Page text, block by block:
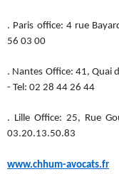
. Paris office: 4 rue
56 03 00
. Nantes Office: 41, Quai
- Tel: 02 28 44 26 44
. Lille Office: 25, Rue
03.20.13.50.83
www.chhum-avocats.fr